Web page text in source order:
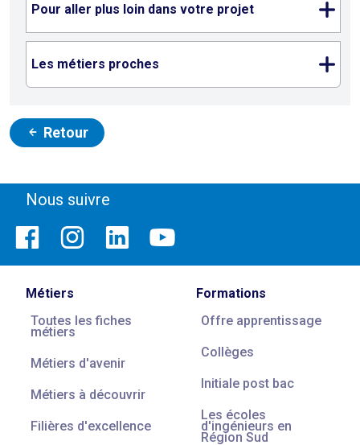
Pour aller plus loin dans votre projet
Les métiers proches
Retour
Nous suivre
Métiers
Toutes les fiches
métiers
Métiers d'avenir
Métiers à découvrir
Filières d'excellence
Formations
Offre apprentissage
Collèges
Initiale post bac
Les écoles
d'ingénieurs en
Région Sud